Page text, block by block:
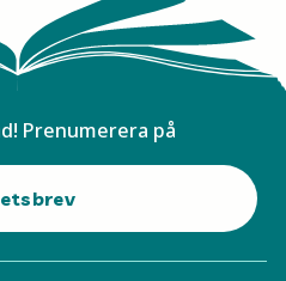
Prenumerera på